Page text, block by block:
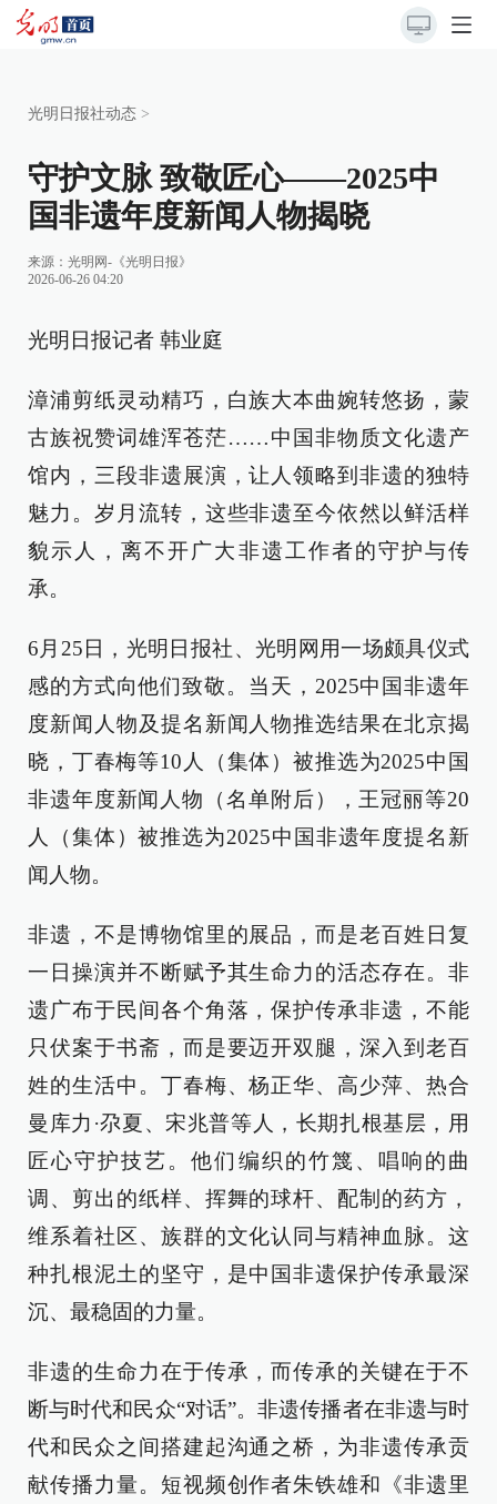
光明日报社动态 >
守护文脉 致敬匠心——2025中
国非遗年度新闻人物揭晓
来源： 光明网-《光明日报》
2026-06-26 04:20
光明日报记者 韩业庭
漳浦剪纸灵动精巧，白族大本曲婉转悠扬，蒙
古族祝赞词雄浑苍茫……中国非物质文化遗产
馆内，三段非遗展演，让人领略到非遗的独特
魅力。岁月流转，这些非遗至今依然以鲜活样
貌示人，离不开广大非遗工作者的守护与传
承。
6月25日，光明日报社、光明网用一场颇具仪式
感的方式向他们致敬。当天，2025中国非遗年
度新闻人物及提名新闻人物推选结果在北京揭
晓，丁春梅等10人（集体）被推选为2025中国
非遗年度新闻人物（名单附后），王冠丽等20
人（集体）被推选为2025中国非遗年度提名新
闻人物。
非遗，不是博物馆里的展品，而是老百姓日复
一日操演并不断赋予其生命力的活态存在。非
遗广布于民间各个角落，保护传承非遗，不能
只伏案于书斋，而是要迈开双腿，深入到老百
姓的生活中。丁春梅、杨正华、高少萍、热合
曼库力·尕夏、宋兆普等人，长期扎根基层，用
匠心守护技艺。他们编织的竹篾、唱响的曲
调、剪出的纸样、挥舞的球杆、配制的药方，
维系着社区、族群的文化认同与精神血脉。这
种扎根泥土的坚守，是中国非遗保护传承最深
沉、最稳固的力量。
非遗的生命力在于传承，而传承的关键在于不
断与时代和民众“对话”。非遗传播者在非遗与时
代和民众之间搭建起沟通之桥，为非遗传承贡
献传播力量。短视频创作者朱铁雄和《非遗里